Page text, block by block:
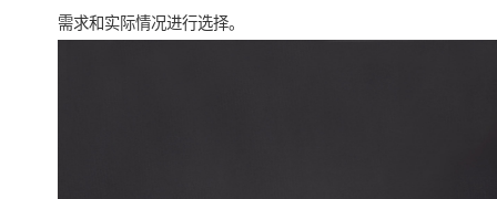
需求和实际情况进行选择。